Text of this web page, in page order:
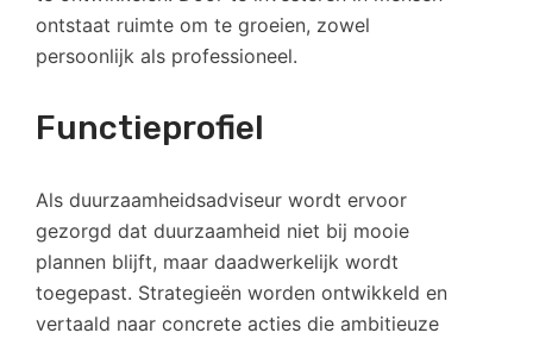
ontstaat ruimte om te groeien, zowel
persoonlijk als professioneel.
Functieprofiel
Als duurzaamheidsadviseur wordt ervoor
gezorgd dat duurzaamheid niet bij mooie
plannen blijft, maar daadwerkelijk wordt
toegepast. Strategieën worden ontwikkeld en
vertaald naar concrete acties die ambitieuze